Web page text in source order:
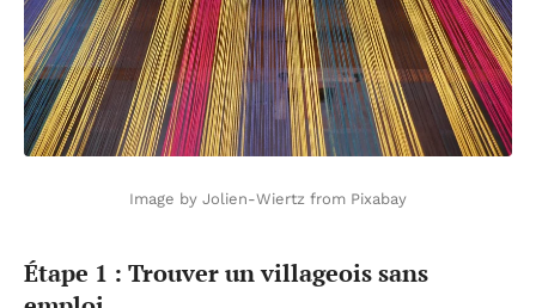
Image by Jolien-Wiertz from Pixabay
Étape 1 : Trouver un villageois sans